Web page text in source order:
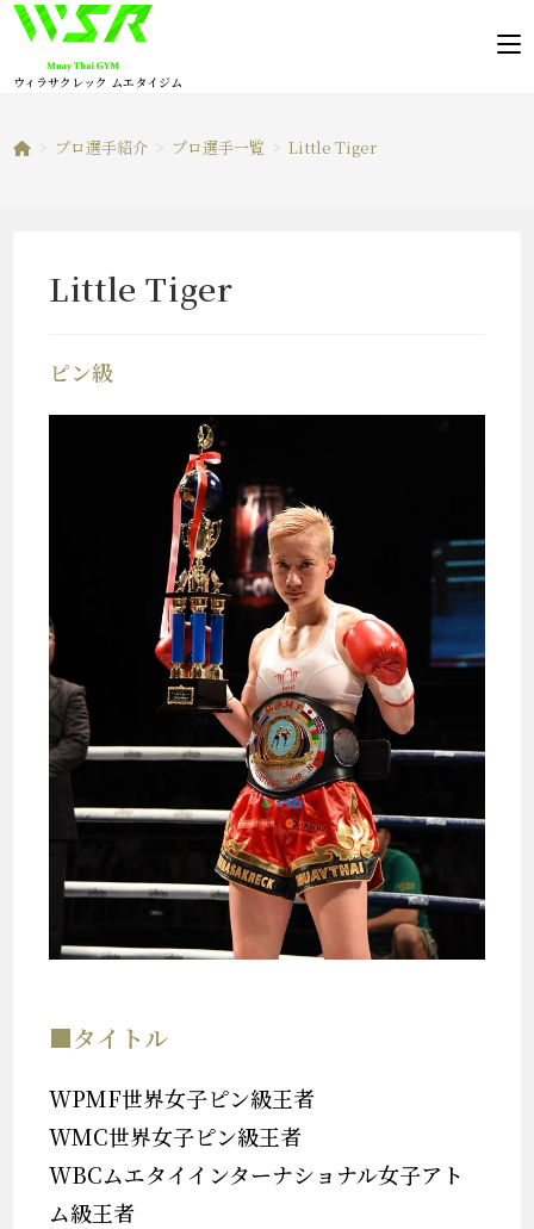
コ
ウィラサクレック ムエタイジム
> プロ選手紹介 > プロ選手一覧 > Little Tiger
Little Tiger
ピン級
■タイトル
WPMF世界女子ピン級王者
WMC世界女子ピン級王者
WBCムエタイインターナショナル女子アト
ム級王者